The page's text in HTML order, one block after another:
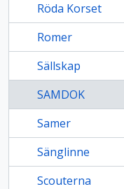
Röda Korset
Romer
Sällskap
SAMDOK
Samer
Sänglinne
Scouterna